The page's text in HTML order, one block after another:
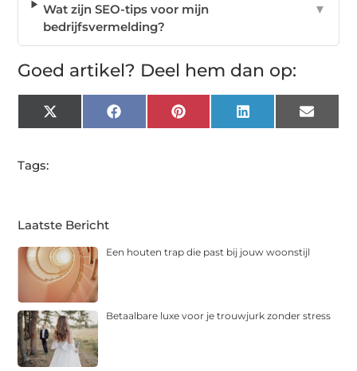
Wat zijn SEO-tips voor mijn
bedrijfsvermelding?
▼
Goed artikel? Deel hem dan op:
X
(Twitter)
FacebookPinterest LinkedIn Email
Tags:
Laatste Bericht
Een houten trap die past bij jouw woonstijl
Betaalbare luxe voor je trouwjurk zonder stress